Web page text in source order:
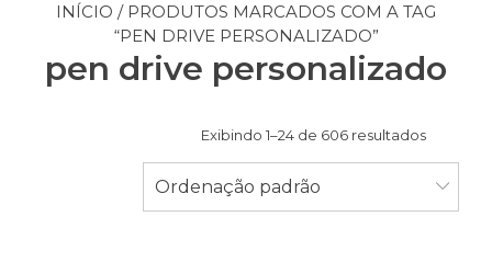
INÍCIO / PRODUTOS MARCADOS COM A TAG
“PEN DRIVE PERSONALIZADO”
pen drive personalizado
Exibindo 1–24 de 606 resultados
Ordenação padrão